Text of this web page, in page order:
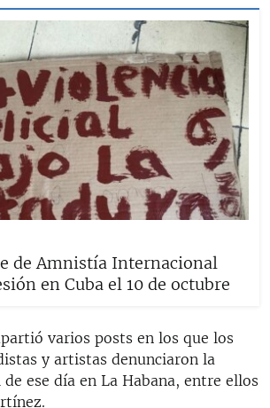
de Amnistía Internacional
en Cuba el 10 de octubre
varios posts en los que los
y artistas denunciaron la
ese día en La Habana, entre ellos